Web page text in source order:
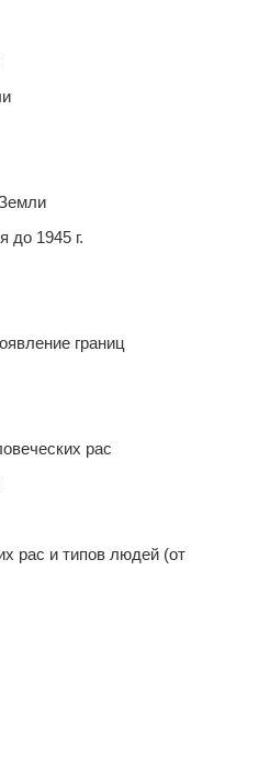
до 1945 г.
границ
рас
рас и типов людей (от